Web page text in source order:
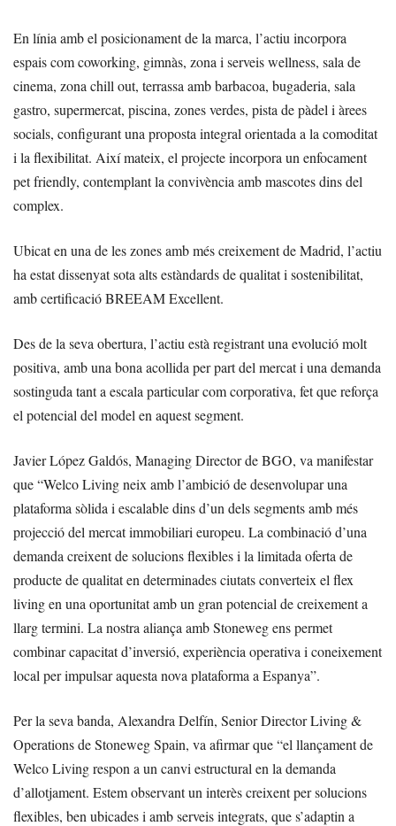
En línia amb el posicionament de la marca, l’actiu incorpora
espais com coworking, gimnàs, zona i serveis wellness, sala de
cinema, zona chill out, terrassa amb barbacoa, bugaderia, sala
gastro, supermercat, piscina, zones verdes, pista de pàdel i àrees
socials, configurant una proposta integral orientada a la comoditat
i la flexibilitat. Així mateix, el projecte incorpora un enfocament
pet friendly, contemplant la convivència amb mascotes dins del
complex.
Ubicat en una de les zones amb més creixement de Madrid, l’actiu
ha estat dissenyat sota alts estàndards de qualitat i sostenibilitat,
amb certificació BREEAM Excellent.
Des de la seva obertura, l’actiu està registrant una evolució molt
positiva, amb una bona acollida per part del mercat i una demanda
sostinguda tant a escala particular com corporativa, fet que reforça
el potencial del model en aquest segment.
Javier López Galdós, Managing Director de BGO, va manifestar
que “Welco Living neix amb l’ambició de desenvolupar una
plataforma sòlida i escalable dins d’un dels segments amb més
projecció del mercat immobiliari europeu. La combinació d’una
demanda creixent de solucions flexibles i la limitada oferta de
producte de qualitat en determinades ciutats converteix el flex
living en una oportunitat amb un gran potencial de creixement a
llarg termini. La nostra aliança amb Stoneweg ens permet
combinar capacitat d’inversió, experiència operativa i coneixement
local per impulsar aquesta nova plataforma a Espanya”.
Per la seva banda, Alexandra Delfín, Senior Director Living &
Operations de Stoneweg Spain, va afirmar que “el llançament de
Welco Living respon a un canvi estructural en la demanda
d’allotjament. Estem observant un interès creixent per solucions
flexibles, ben ubicades i amb serveis integrats, que s’adaptin a